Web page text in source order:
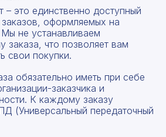
– это единственно доступный
оформляемых на
не устанавливаем
что позволяет вам
свои покупки.
обязательно иметь при себе
заказчика и
К каждому заказу
(Универсальный передаточный